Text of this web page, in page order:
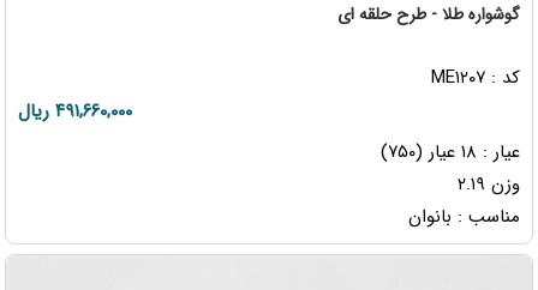
گوشواره طلا - طرح حلقه ای
کد : ME۱۲۰۷
۴۹۱,۶۶۰,۰۰۰ ریال
عیار : ۱۸ عیار (۷۵۰)
وزن ۲.۱۹
مناسب : بانوان